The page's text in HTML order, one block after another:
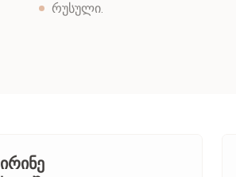
რუსული.
ირინე